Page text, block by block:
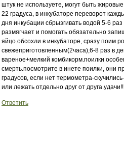
штук не используете, могут быть
22 градуса, в инкубаторе переворот
дня инкубации сбрызгивать водой 5-6
размягчает и помогать обязательно
яйцо.обсохли в инкубаторе, сразу поим
свежеприготовленным(2часа),6-8 раз в
вареное+мелкий комбикорм.поилки
смерть.посмотрите в инете поилки, они
градусов, если нет термометра-
или лежать отдельно друг от
Ответить